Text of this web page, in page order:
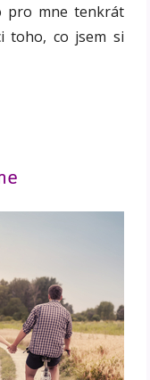
pro mne tenkrát
toho, co jsem si